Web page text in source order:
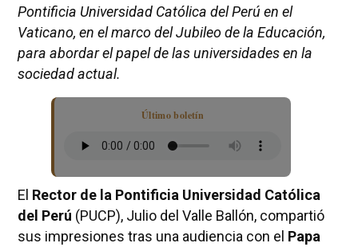
Pontificia Universidad Católica del Perú en el
Vaticano, en el marco del Jubileo de la Educación,
para abordar el papel de las universidades en la
sociedad actual.
Último boletín
El Rector de la Pontificia Universidad Católica
del Perú (PUCP), Julio del Valle Ballón, compartió
sus impresiones tras una audiencia con el Papa